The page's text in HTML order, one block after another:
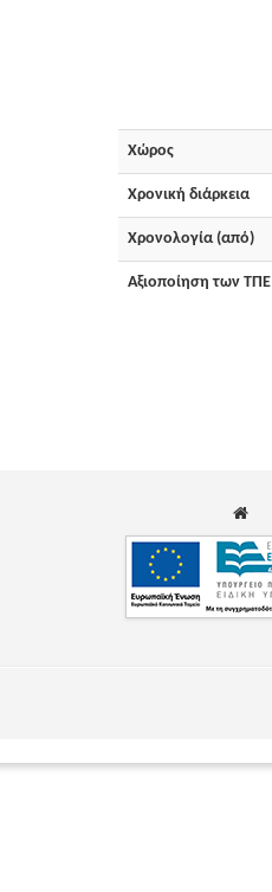
Χώρος
Χρονική διάρκεια
Χρονολογία (από)
Αξιοποίηση των ΤΠΕ